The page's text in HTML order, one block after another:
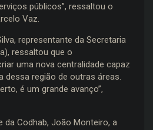
públicos”, ressaltou o
Vaz.
representante da Secretaria
ressaltou que o
uma nova centralidade capaz
dessa região de outras áreas.
é um grande avanço”,
da Codhab, João Monteiro, a